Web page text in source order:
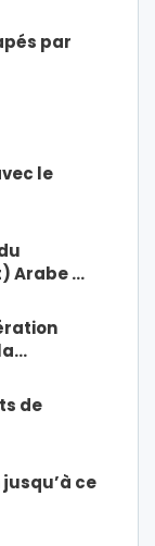
par
le
Arabe …
de
ce